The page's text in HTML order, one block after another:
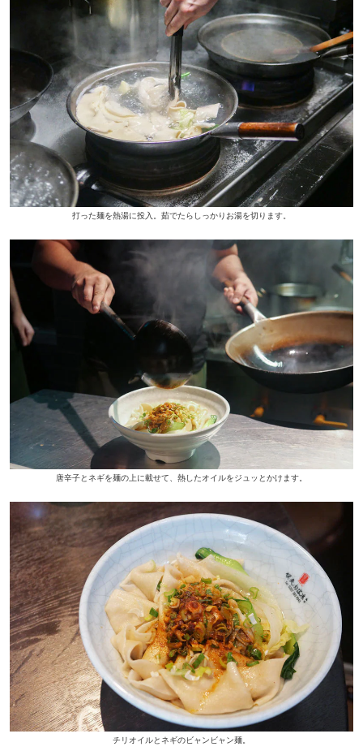
打った麺を熱湯に投入。茹でたらしっかりお湯を切ります。
唐辛子とネギを麺の上に載せて、熱したオイルをジュッとかけます。
チリオイルとネギのビャンビャン麺。